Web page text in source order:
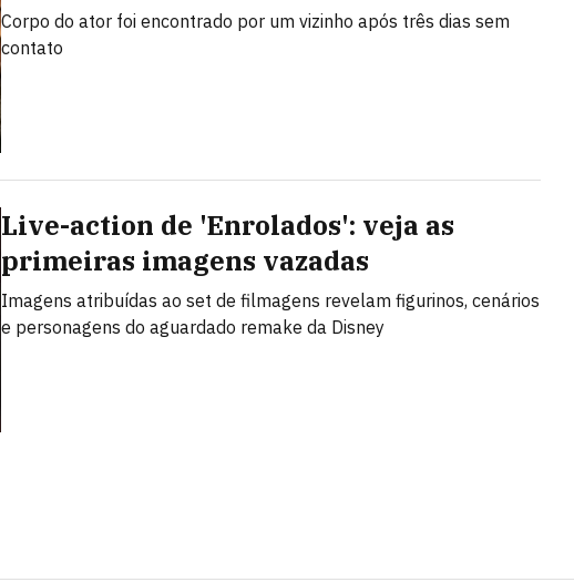
Corpo do ator foi encontrado por um vizinho após três dias sem
contato
Live-action de 'Enrolados': veja as
primeiras imagens vazadas
Imagens atribuídas ao set de filmagens revelam figurinos, cenários
e personagens do aguardado remake da Disney